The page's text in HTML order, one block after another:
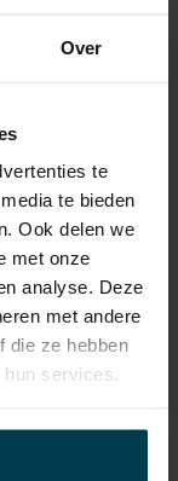
Over
te
te bieden
Ook delen we
met onze
analyse. Deze
met andere
die ze hebben
services.